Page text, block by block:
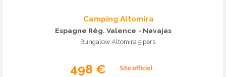
Camping Altomira
Espagne Rég. Valence - Navajas
Bungalow Altomira 5 pers.
498 €